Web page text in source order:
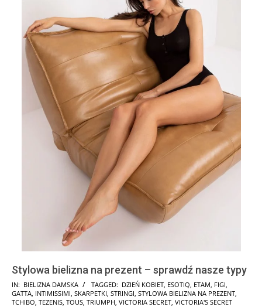
Stylowa bielizna na prezent – sprawdź nasze typy
2024-
11-
IN: BIELIZNA DAMSKA TAGGED: DZIEŃ KOBIET, ESOTIQ, ETAM, FIGI,
GATTA, INTIMISSIMI, SKARPETKI, STRINGI, STYLOWA BIELIZNA NA PREZENT,
TCHIBO, TEZENIS, TOUS, TRIUMPH, VICTORIA SECRET, VICTORIA'S SECRET